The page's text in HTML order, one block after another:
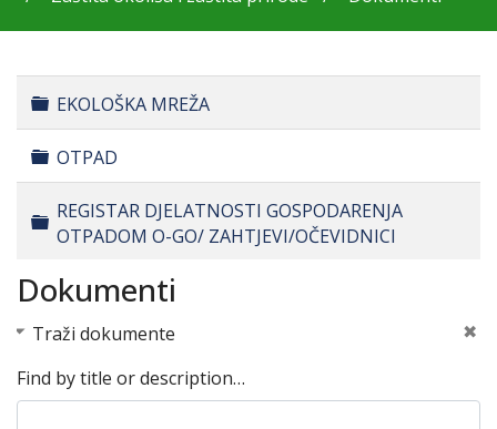
Folder
EKOLOŠKA MREŽA
Folder
OTPAD
Folder
REGISTAR DJELATNOSTI GOSPODARENJA
OTPADOM O-GO/ ZAHTJEVI/OČEVIDNICI
Dokumenti
Traži dokumente
Find by title or description…